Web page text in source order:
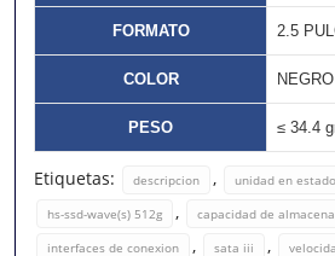
FORMATO 2.5
COLOR NEGRO
PESO ≤ 34.4
Etiquetas: descripcion , unidad en
hs-ssd-wave(s) 512g , capacidad de
interfaces de conexion , sata iii ,